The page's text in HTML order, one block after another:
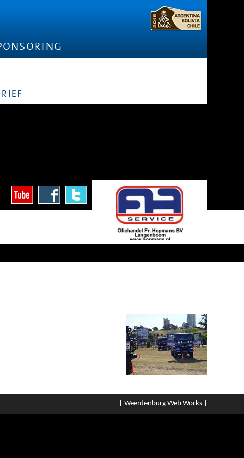
| Weerdenburg Web Works |